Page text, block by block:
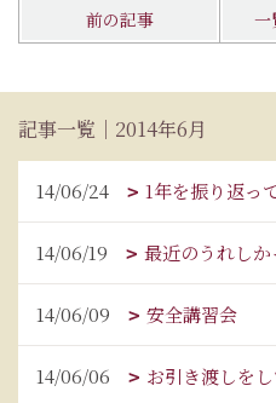
前の記事 一
記事一覧｜2014年6月
14/06/24 1年を振り返っ
14/06/19 最近のうれしか
14/06/09 安全講習会
14/06/06
お引き渡しを